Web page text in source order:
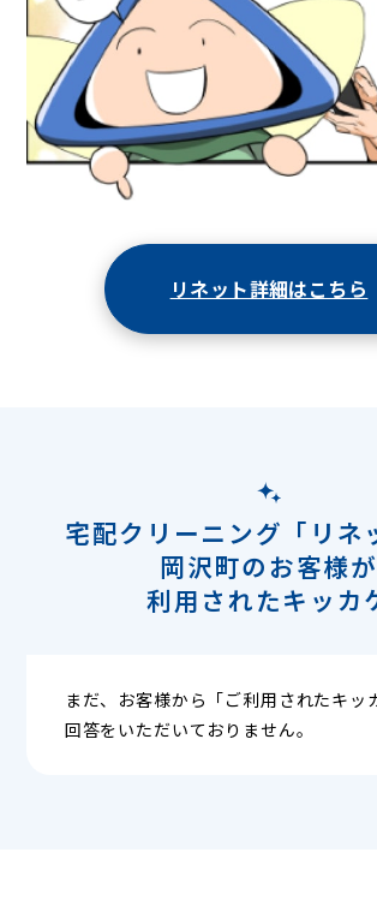
リネット詳細はこちら
宅配クリーニング「リネ
岡沢町のお客様が
利用されたキッカ
まだ、お客様から「ご利用されたキッ
回答をいただいておりません。